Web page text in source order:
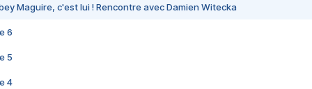
Maguire, c'est lui ! Rencontre avec Damien Witecka
6
5
4